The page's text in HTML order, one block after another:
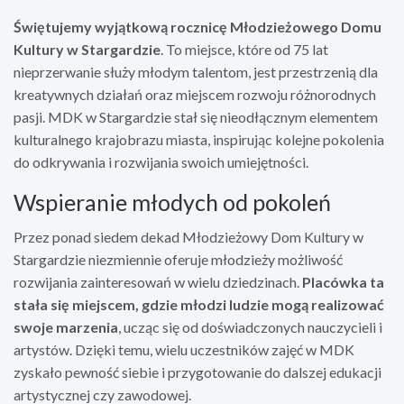
Świętujemy wyjątkową rocznicę Młodzieżowego Domu
Kultury w Stargardzie . To miejsce, które od 75 lat
nieprzerwanie służy młodym talentom, jest przestrzenią dla
kreatywnych działań oraz miejscem rozwoju różnorodnych
pasji. MDK w Stargardzie stał się nieodłącznym elementem
kulturalnego krajobrazu miasta, inspirując kolejne pokolenia
do odkrywania i rozwijania swoich umiejętności.
Wspieranie młodych od pokoleń
Przez ponad siedem dekad Młodzieżowy Dom Kultury w
Stargardzie niezmiennie oferuje młodzieży możliwość
rozwijania zainteresowań w wielu dziedzinach. Placówka ta
stała się miejscem, gdzie młodzi ludzie mogą realizować
swoje marzenia , ucząc się od doświadczonych nauczycieli i
artystów. Dzięki temu, wielu uczestników zajęć w MDK
zyskało pewność siebie i przygotowanie do dalszej edukacji
artystycznej czy zawodowej.